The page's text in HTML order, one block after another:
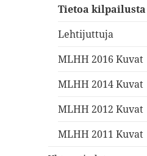
Tietoa kilpailusta
Lehtijuttuja
MLHH 2016 Kuvat
MLHH 2014 Kuvat
MLHH 2012 Kuvat
MLHH 2011 Kuvat